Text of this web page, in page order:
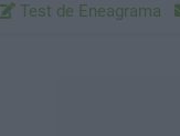
Test de Eneagrama